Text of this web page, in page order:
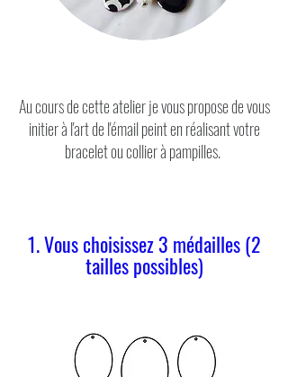
Au cours de cette atelier je vous propose de vous
initier à l'art de l'émail peint en réalisant votre
bracelet ou collier à pampilles.
1. Vous choisissez 3 médailles (2
tailles possibles)